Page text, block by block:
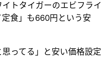
トタイガーのエビフライ
食」も660円という安
ってる」と安い価格設定